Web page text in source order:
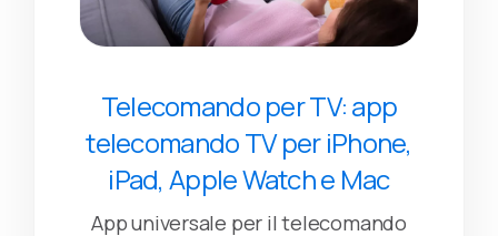
Telecomando per TV: app
telecomando TV per iPhone,
iPad, Apple Watch e Mac
App universale per il telecomando